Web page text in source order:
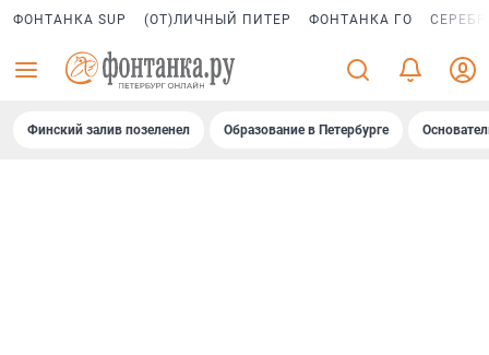
ФОНТАНКА SUP (ОТ)ЛИЧНЫЙ ПИТЕР ФОНТАНКА ГО
Финский залив позеленел Образование в Петербурге